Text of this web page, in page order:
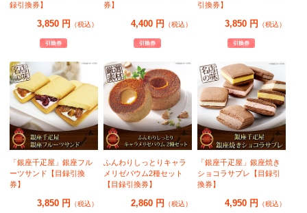
録引換券】
3,850 円 （税込）
券】
4,400 円 （税込）
引換券】
3,850 円 （税込）
「銀座千疋屋」銀座フル
ーツサンド【目録引換
券】
3,850 円 （税込）
ふんわりしっとりキャラ
メリゼバウム2種セット
【目録引換券】
2,860 円 （税込）
「銀座千疋屋」銀座焼き
ショコラサブレ【目録引
換券】
4,950 円 （税込）